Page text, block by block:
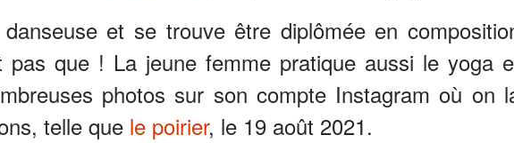
et se trouve être diplômée en
pas que ! La jeune femme pratique aussi le yoga
photos sur son compte Instagram où on
telle que le poirier, le 19 août 2021.